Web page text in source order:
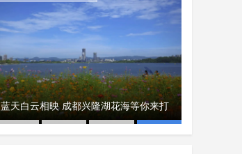
蓝天白云相映 成都兴隆湖花海等你来打
周吟
鲜花相伴 掌声相送 川师大毕业
礼温暖启程
6月24日，四川师范大学2026届学生